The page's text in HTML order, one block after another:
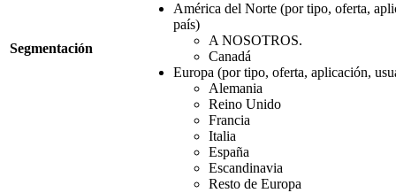
Segmentación
América del Norte (por tipo, oferta,
país)
A NOSOTROS.
Canadá
Europa (por tipo, oferta, aplicación,
Alemania
Reino Unido
Francia
Italia
España
Escandinavia
Resto de Europa